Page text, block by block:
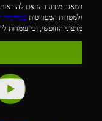
ולמטרות המפורטות
מרצוני החופשי, וכי עומדות